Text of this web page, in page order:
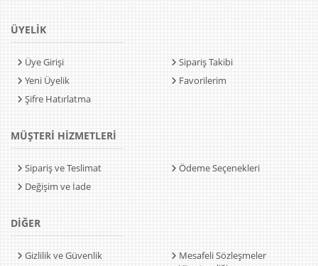
ÜYELİK
Üye Girişi
Yeni Üyelik
Şifre Hatırlatma
Sipariş Takibi
Favorilerim
MÜŞTERİ HİZMETLERİ
Sipariş ve Teslimat
Değişim ve İade
Ödeme Seçenekleri
DİĞER
Gizlilik ve Güvenlik
Mesafeli Sözleşmeler